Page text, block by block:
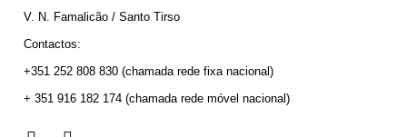
V. N. Famalicão / Santo Tirso
Contactos:
+351 252 808 830 (chamada rede fixa nacional)
+ 351 916 182 174 (chamada rede móvel nacional)